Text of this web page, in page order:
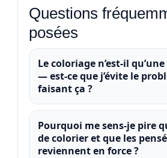
Questions
posées
Le coloriage n’est-il
— est-ce que j’évite le
faisant ça ?
Pourquoi me sens‑je pire
de colorier et que les
reviennent en force ?